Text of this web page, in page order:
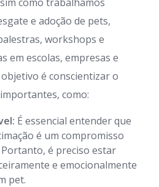
e adoção de pets,
workshops e
em escolas, empresas e
é conscientizar o
como:
É essencial entender que
é um compromisso
é preciso estar
e emocionalmente
pet.